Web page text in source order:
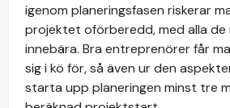
igenom planeringsfasen riskerar
projektet oförberedd, med alla de
innebära. Bra entreprenörer får
sig i kö för, så även ur den
starta upp planeringen minst tre